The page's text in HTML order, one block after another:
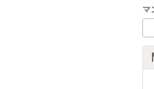
マ